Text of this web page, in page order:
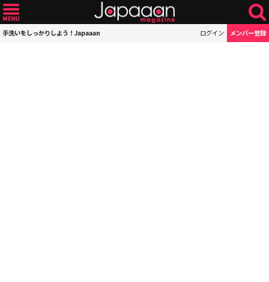
手洗いをしっかりしよう！Japaaan ログイン メンバー登録